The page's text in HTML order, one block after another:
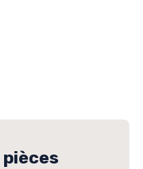
pièces